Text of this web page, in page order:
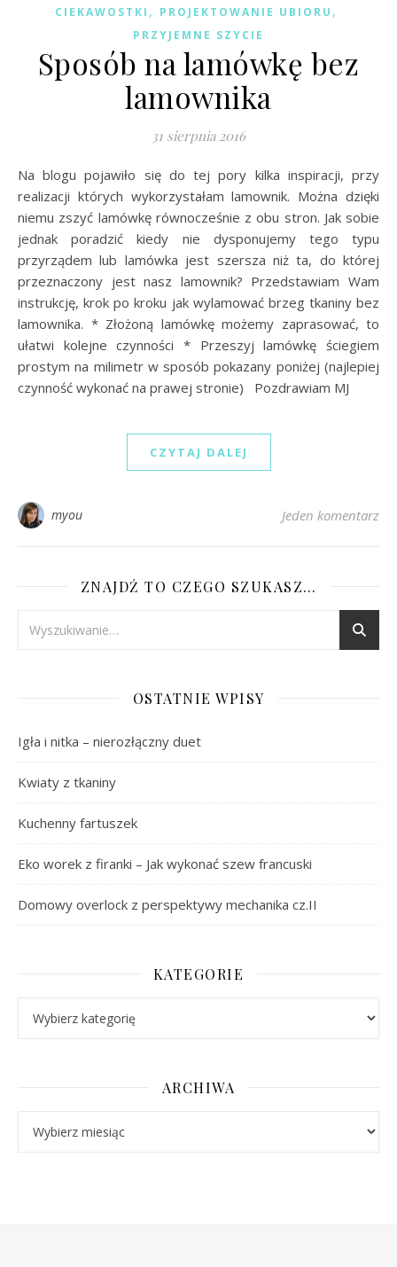
CIEKAWOSTKI , PROJEKTOWANIE UBIORU ,
PRZYJEMNE SZYCIE
Sposób na lamówkę bez
lamownika
31 sierpnia 2016
Na blogu pojawiło się do tej pory kilka inspiracji, przy
realizacji których wykorzystałam lamownik. Można dzięki
niemu zszyć lamówkę równocześnie z obu stron. Jak sobie
jednak poradzić kiedy nie dysponujemy tego typu
przyrządem lub lamówka jest szersza niż ta, do której
przeznaczony jest nasz lamownik? Przedstawiam Wam
instrukcję, krok po kroku jak wylamować brzeg tkaniny bez
lamownika. * Złożoną lamówkę możemy zaprasować, to
ułatwi kolejne czynności * Przeszyj lamówkę ściegiem
prostym na milimetr w sposób pokazany poniżej (najlepiej
czynność wykonać na prawej stronie) Pozdrawiam MJ
CZYTAJ DALEJ
myou Jeden komentarz
ZNAJDŹ TO CZEGO SZUKASZ…
OSTATNIE WPISY
Igła i nitka – nierozłączny duet
Kwiaty z tkaniny
Kuchenny fartuszek
Eko worek z firanki – Jak wykonać szew francuski
Domowy overlock z perspektywy mechanika cz.II
KATEGORIE
ARCHIWA